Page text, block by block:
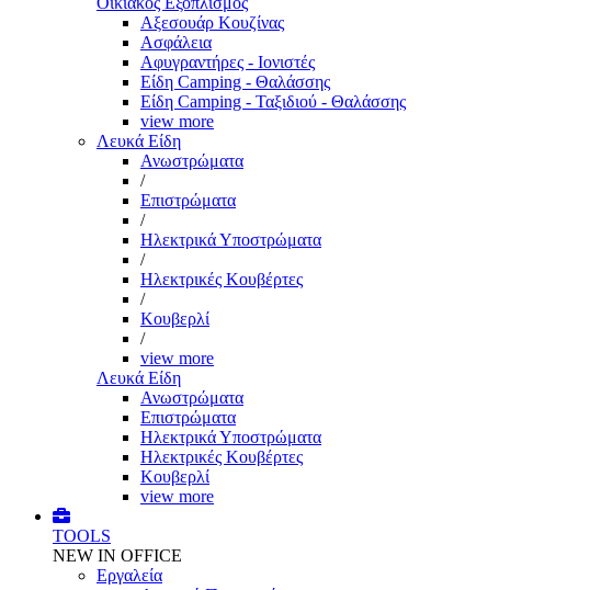
Αξεσουάρ Κουζίνας
Ασφάλεια
Αφυγραντήρες - Ιονιστές
Είδη Camping - Θαλάσσης
Είδη Camping - Ταξιδιού - Θαλάσσης
view more
Λευκά Είδη
Ανωστρώματα
/
Επιστρώματα
/
Ηλεκτρικά Υποστρώματα
/
Ηλεκτρικές Κουβέρτες
/
Κουβερλί
/
view more
Λευκά Είδη
Ανωστρώματα
Επιστρώματα
Ηλεκτρικά Υποστρώματα
Ηλεκτρικές Κουβέρτες
Κουβερλί
view more
TOOLS
NEW IN OFFICE
Εργαλεία